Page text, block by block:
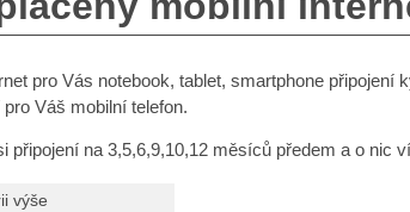
pro Vás notebook, tablet, smartphone
Váš mobilní telefon.
připojení na 3,5,6,9,10,12 měsíců předem a o nic
výše